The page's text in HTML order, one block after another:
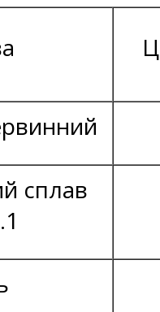
сплав